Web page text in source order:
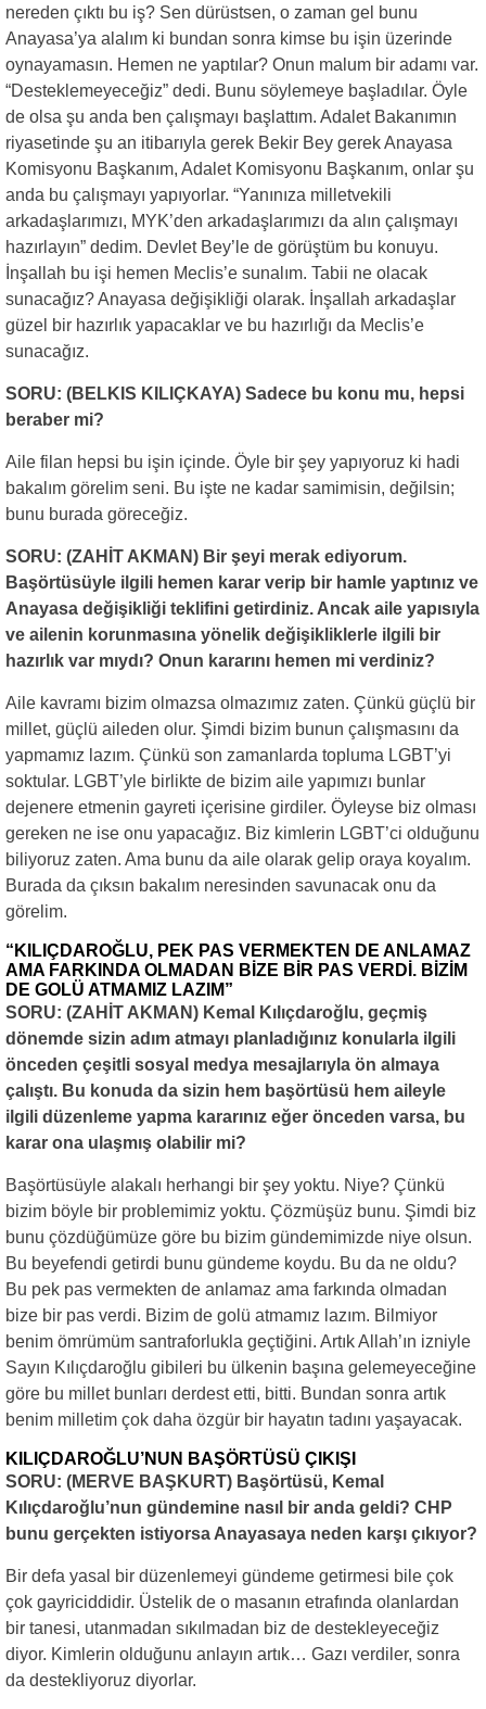
nereden çıktı bu iş? Sen dürüstsen, o zaman gel bunu
Anayasa’ya alalım ki bundan sonra kimse bu işin üzerinde
oynayamasın. Hemen ne yaptılar? Onun malum bir adamı var.
“Desteklemeyeceğiz” dedi. Bunu söylemeye başladılar. Öyle
de olsa şu anda ben çalışmayı başlattım. Adalet Bakanımın
riyasetinde şu an itibarıyla gerek Bekir Bey gerek Anayasa
Komisyonu Başkanım, Adalet Komisyonu Başkanım, onlar şu
anda bu çalışmayı yapıyorlar. “Yanınıza milletvekili
arkadaşlarımızı, MYK’den arkadaşlarımızı da alın çalışmayı
hazırlayın” dedim. Devlet Bey’le de görüştüm bu konuyu.
İnşallah bu işi hemen Meclis’e sunalım. Tabii ne olacak
sunacağız? Anayasa değişikliği olarak. İnşallah arkadaşlar
güzel bir hazırlık yapacaklar ve bu hazırlığı da Meclis’e
sunacağız.
SORU: (BELKIS KILIÇKAYA) Sadece bu konu mu, hepsi
beraber mi?
Aile filan hepsi bu işin içinde. Öyle bir şey yapıyoruz ki hadi
bakalım görelim seni. Bu işte ne kadar samimisin, değilsin;
bunu burada göreceğiz.
SORU: (ZAHİT AKMAN) Bir şeyi merak ediyorum.
Başörtüsüyle ilgili hemen karar verip bir hamle yaptınız ve
Anayasa değişikliği teklifini getirdiniz. Ancak aile yapısıyla
ve ailenin korunmasına yönelik değişikliklerle ilgili bir
hazırlık var mıydı? Onun kararını hemen mi verdiniz?
Aile kavramı bizim olmazsa olmazımız zaten. Çünkü güçlü bir
millet, güçlü aileden olur. Şimdi bizim bunun çalışmasını da
yapmamız lazım. Çünkü son zamanlarda topluma LGBT’yi
soktular. LGBT’yle birlikte de bizim aile yapımızı bunlar
dejenere etmenin gayreti içerisine girdiler. Öyleyse biz olması
gereken ne ise onu yapacağız. Biz kimlerin LGBT’ci olduğunu
biliyoruz zaten. Ama bunu da aile olarak gelip oraya koyalım.
Burada da çıksın bakalım neresinden savunacak onu da
görelim.
“KILIÇDAROĞLU, PEK PAS VERMEKTEN DE ANLAMAZ
AMA FARKINDA OLMADAN BİZE BİR PAS VERDİ. BİZİM
DE GOLÜ ATMAMIZ LAZIM”
SORU: (ZAHİT AKMAN) Kemal Kılıçdaroğlu, geçmiş
dönemde sizin adım atmayı planladığınız konularla ilgili
önceden çeşitli sosyal medya mesajlarıyla ön almaya
çalıştı. Bu konuda da sizin hem başörtüsü hem aileyle
ilgili düzenleme yapma kararınız eğer önceden varsa, bu
karar ona ulaşmış olabilir mi?
Başörtüsüyle alakalı herhangi bir şey yoktu. Niye? Çünkü
bizim böyle bir problemimiz yoktu. Çözmüşüz bunu. Şimdi biz
bunu çözdüğümüze göre bu bizim gündemimizde niye olsun.
Bu beyefendi getirdi bunu gündeme koydu. Bu da ne oldu?
Bu pek pas vermekten de anlamaz ama farkında olmadan
bize bir pas verdi. Bizim de golü atmamız lazım. Bilmiyor
benim ömrümüm santraforlukla geçtiğini. Artık Allah’ın izniyle
Sayın Kılıçdaroğlu gibileri bu ülkenin başına gelemeyeceğine
göre bu millet bunları derdest etti, bitti. Bundan sonra artık
benim milletim çok daha özgür bir hayatın tadını yaşayacak.
KILIÇDAROĞLU’NUN BAŞÖRTÜSÜ ÇIKIŞI
SORU: (MERVE BAŞKURT) Başörtüsü, Kemal
Kılıçdaroğlu’nun gündemine nasıl bir anda geldi? CHP
bunu gerçekten istiyorsa Anayasaya neden karşı çıkıyor?
Bir defa yasal bir düzenlemeyi gündeme getirmesi bile çok
çok gayriciddidir. Üstelik de o masanın etrafında olanlardan
bir tanesi, utanmadan sıkılmadan biz de destekleyeceğiz
diyor. Kimlerin olduğunu anlayın artık… Gazı verdiler, sonra
da destekliyoruz diyorlar.